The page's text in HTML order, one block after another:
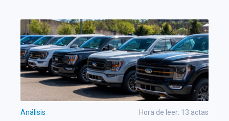
Análisis Hora de leer: 13 actas